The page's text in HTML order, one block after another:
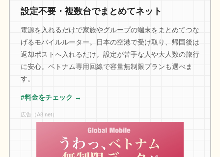
設定不要・複数台でまとめてネット
電源を入れるだけで家族やグループの端末をまとめてつな
げるモバイルルーター。日本の空港で受け取り、帰国後は
返却ポストへ入れるだけ。設定が苦手な人や大人数の旅行
に安心。ベトナム専用回線で容量無制限プランも選べま
す。
#料金をチェック →
広告（A8.net）